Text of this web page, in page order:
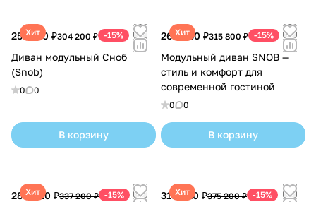
Хит
258 570 ₽304 200 ₽ -15%
Диван модульный Сноб
(Snob)
0 0
В корзину
Хит
268 430 ₽315 800 ₽ -15%
Модульный диван SNOB —
стиль и комфорт для
современной гостиной
0 0
В корзину
Хит
286 620 ₽337 200 ₽ -15% Хит
318 920 ₽375 200 ₽ -15%